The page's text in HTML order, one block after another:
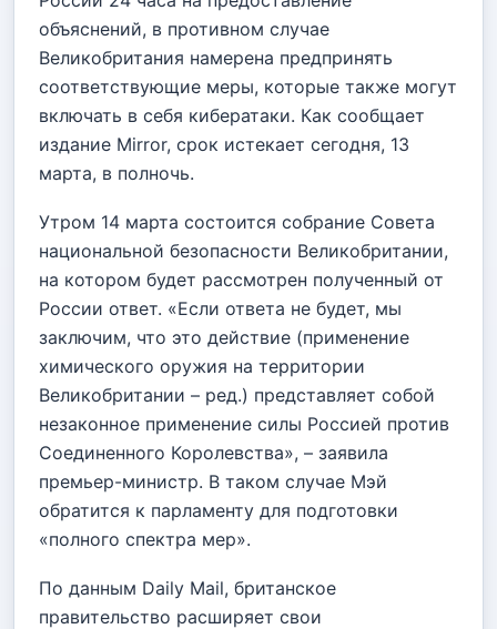
объяснений, в противном случае
Великобритания намерена предпринять
соответствующие меры, которые также могут
включать в себя кибератаки. Как сообщает
издание Mirror, срок истекает сегодня, 13
марта, в полночь.
Утром 14 марта состоится собрание Совета
национальной безопасности Великобритании,
на котором будет рассмотрен полученный от
России ответ. «Если ответа не будет, мы
заключим, что это действие (применение
химического оружия на территории
Великобритании – ред.) представляет собой
незаконное применение силы Россией против
Соединенного Королевства», – заявила
премьер-министр. В таком случае Мэй
обратится к парламенту для подготовки
«полного спектра мер».
По данным Daily Mail, британское
правительство расширяет свои